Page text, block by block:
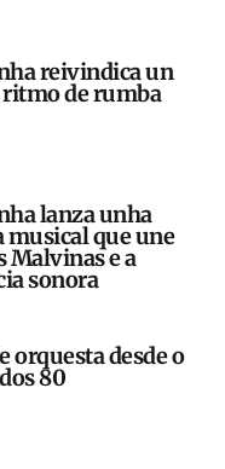
reivindica un
ritmo de rumba
lanza unha
musical que une
Malvinas e a
sonora
orquesta desde o
80